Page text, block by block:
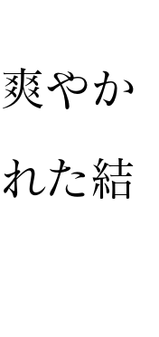
やか
た結